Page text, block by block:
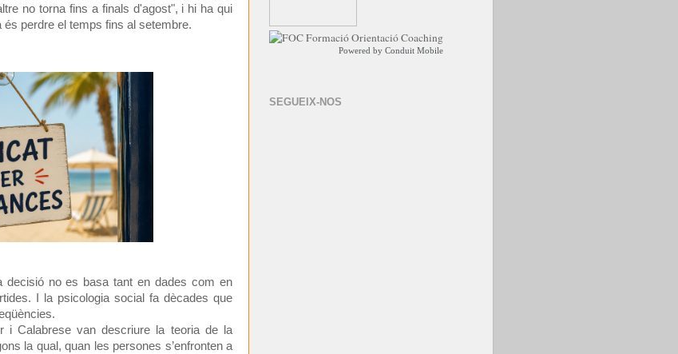
no torna fins a finals d'agost", i hi ha qui
perdre el temps fins al setembre.
decisió no es basa tant en dades com en
I la psicologia social fa dècades que
i Calabrese van descriure la teoria de la
la qual, quan les persones s’enfronten a
Powered by Conduit Mobile
SEGUEIX-NOS